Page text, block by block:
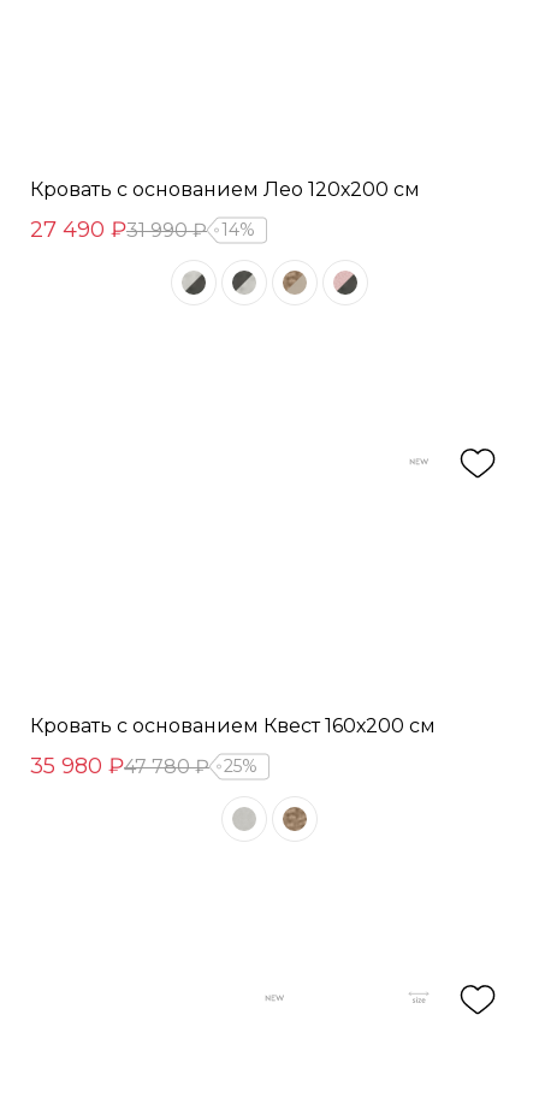
Кровать с основанием Лео 120х200 см
27 490 ₽31 990 ₽ 14%
Кровать с основанием Квест 160х200 см
35 980 ₽47 780 ₽ 25%